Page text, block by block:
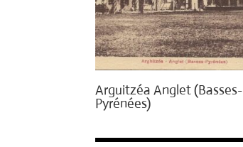
Arguitzéa Anglet (Basses-
Pyrénées)